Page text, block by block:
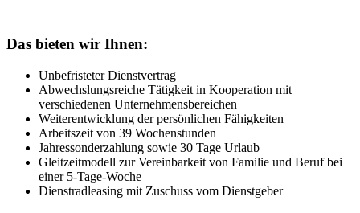
Das bieten wir Ihnen:
Unbefristeter Dienstvertrag
Abwechslungsreiche Tätigkeit in Kooperation mit
verschiedenen Unternehmensbereichen
Weiterentwicklung der persönlichen Fähigkeiten
Arbeitszeit von 39 Wochenstunden
Jahressonderzahlung sowie 30 Tage Urlaub
Gleitzeitmodell zur Vereinbarkeit von Familie und Beruf bei
einer 5-Tage-Woche
Dienstradleasing mit Zuschuss vom Dienstgeber